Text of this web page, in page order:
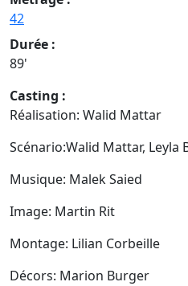
42
Durée :
89'
Casting :
Réalisation: Walid Mattar
Scénario:Walid Mattar, Leyla
Musique: Malek Saied
Image: Martin Rit
Montage: Lilian Corbeille
Décors: Marion Burger